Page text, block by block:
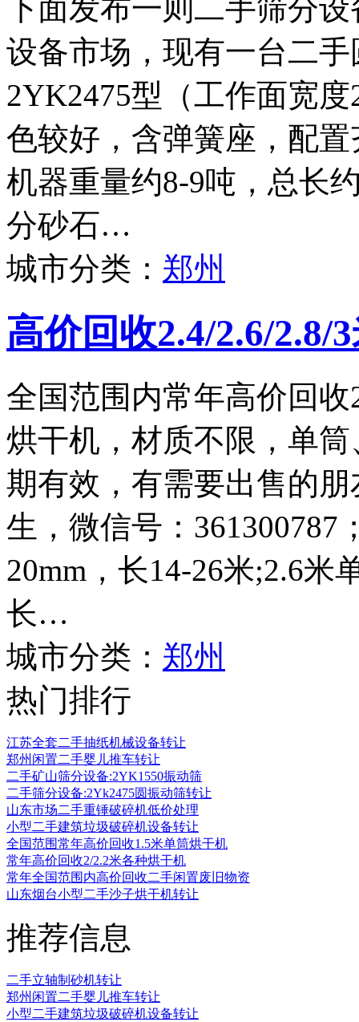
下面发布一则二手筛分
设备市场，现有一台二
2YK2475型（工作面宽
色较好，含弹簧座，配
机器重量约8-9吨，总长
分砂石…
城市分类： 郑州
高价回收2.4/2.6/2.8/
全国范围内常年高价回收
烘干机，材质不限，单
期有效，有需要出售的朋
生，微信号：361300787
20mm，长14-26米;2.6米
长…
城市分类： 郑州
热门排行
江苏全套二手抽纸机械设备转让
郑州闲置二手婴儿推车转让
二手矿山筛分设备:2YK1550振动筛
二手筛分设备:2Yk2475圆振动筛转让
山东市场二手重锤破碎机低价处理
小型二手建筑垃圾破碎机设备转让
全国范围常年高价回收1.5米单筒烘干机
常年高价回收2/2.2米各种烘干机
常年全国范围内高价回收二手闲置废旧物资
山东烟台小型二手沙子烘干机转让
推荐信息
二手立轴制砂机转让
郑州闲置二手婴儿推车转让
小型二手建筑垃圾破碎机设备转让